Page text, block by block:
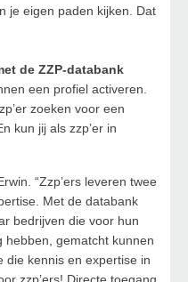
je eigen paden kijken. Dat
de ZZP-databank
een profiel activeren.
zoeken voor een
kun jij als zzp’er in
“Zzp’ers leveren twee
Met de databank
bedrijven die voor hun
hebben, gematcht kunnen
die kennis en expertise in